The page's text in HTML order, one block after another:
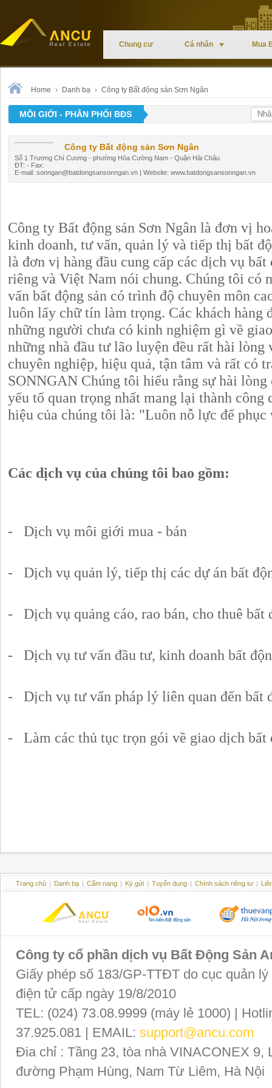
Chung cư Cá nhân Mua
Home › Danh bạ › Công ty Bất động sản Sơn Ngân
MÔI GIỚI - PHÂN PHỐI BĐS
Công ty Bất động sản Sơn Ngân
Số 1 Trương Chí Cương - phường Hòa Cường Nam - Quận Hải Châu
ĐT: - Fax:
E-mail: sonngan@batdongsansonngan.vn | Website: www.batdongsansonngan.vn
Công ty Bất động sản Sơn Ngân là đơn vị
kinh doanh, tư vấn, quản lý và tiếp thị bất
là đơn vị hàng đầu cung cấp các dịch vụ
riêng và Việt Nam nói chung. Chúng tôi có
vấn bất động sản có trình độ chuyên môn
luôn lấy chữ tín làm trọng. Các khách hàng
những người chưa có kinh nghiệm gì về
những nhà đầu tư lão luyện đều rất hài
chuyên nghiệp, hiệu quả, tận tâm và rất có
SONNGAN Chúng tôi hiểu rằng sự hài lòng
yếu tố quan trọng nhất mang lại thành công
hiệu của chúng tôi là: "Luôn nỗ lực để
Các dịch vụ của chúng tôi bao gồm:
- Dịch vụ môi giới mua - bán
- Dịch vụ quản lý, tiếp thị các dự án bất
- Dịch vụ quảng cáo, rao bán, cho thuê bất
- Dịch vụ tư vấn đầu tư, kinh doanh bất
- Dịch vụ tư vấn pháp lý liên quan đến bất
- Làm các thủ tục trọn gói về giao dịch bất
Trang chủ | Danh bạ | Cẩm nang | Ký gửi | Tuyển dụng | Chính sách riêng tư |
Công ty cổ phần dịch vụ Bất Động Sản
Giấy phép số 183/GP-TTĐT do cục quản
điện tử cấp ngày 19/8/2010
TEL: (024) 73.08.9999 (máy lẻ 1000) |
37.925.081 | EMAIL: support@ancu.com
Đia chỉ : Tầng 23, tòa nhà VINACONEX 9,
đường Phạm Hùng, Nam Từ Liêm, Hà Nội